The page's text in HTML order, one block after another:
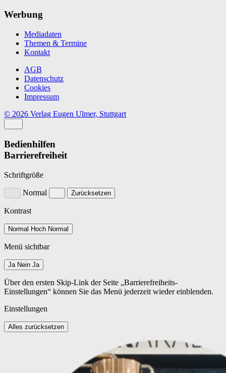
Werbung
Mediadaten
Themen & Termine
Kontakt
AGB
Datenschutz
Cookies
Impressum
© 2026 Verlag Eugen Ulmer, Stuttgart
Bedienhilfen
Barrierefreiheit
Schriftgröße
Normal Zurücksetzen
Kontrast
Normal Hoch Normal
Menü sichtbar
Ja Nein Ja
Über den ersten Skip-Link der Seite „Barrierefreiheits-
Einstellungen“ können Sie das Menü jederzeit wieder einblenden.
Einstellungen
Alles zurücksetzen